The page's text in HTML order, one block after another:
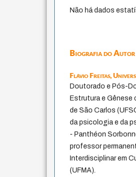
Não há dados
Biografia do Autor
Flávio Freitas,
Doutorado e Pós-
Estrutura e Gênese
de São Carlos
da psicologia e da
- Panthéon
professor
Interdisciplinar em
(UFMA).